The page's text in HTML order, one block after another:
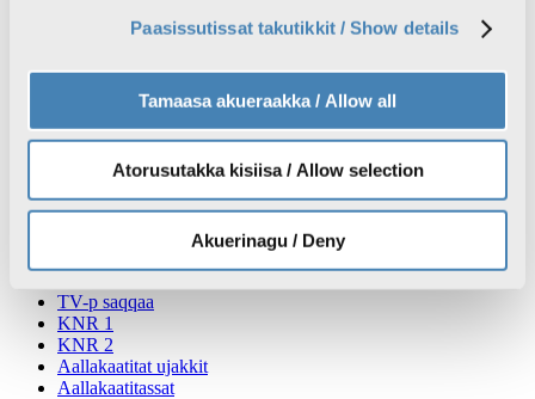
Paasissutissat takutikkit / Show details
Tamaasa akueraakka / Allow all
Atorusutakka kisiisa / Allow selection
Akuerinagu / Deny
Inuttassarsiuussat
Atuisut assiisiviat
Nutaarsiassat
TV
Radio
TV-p saqqaa
KNR 1
KNR 2
Aallakaatitat ujakkit
Aallakaatitassat